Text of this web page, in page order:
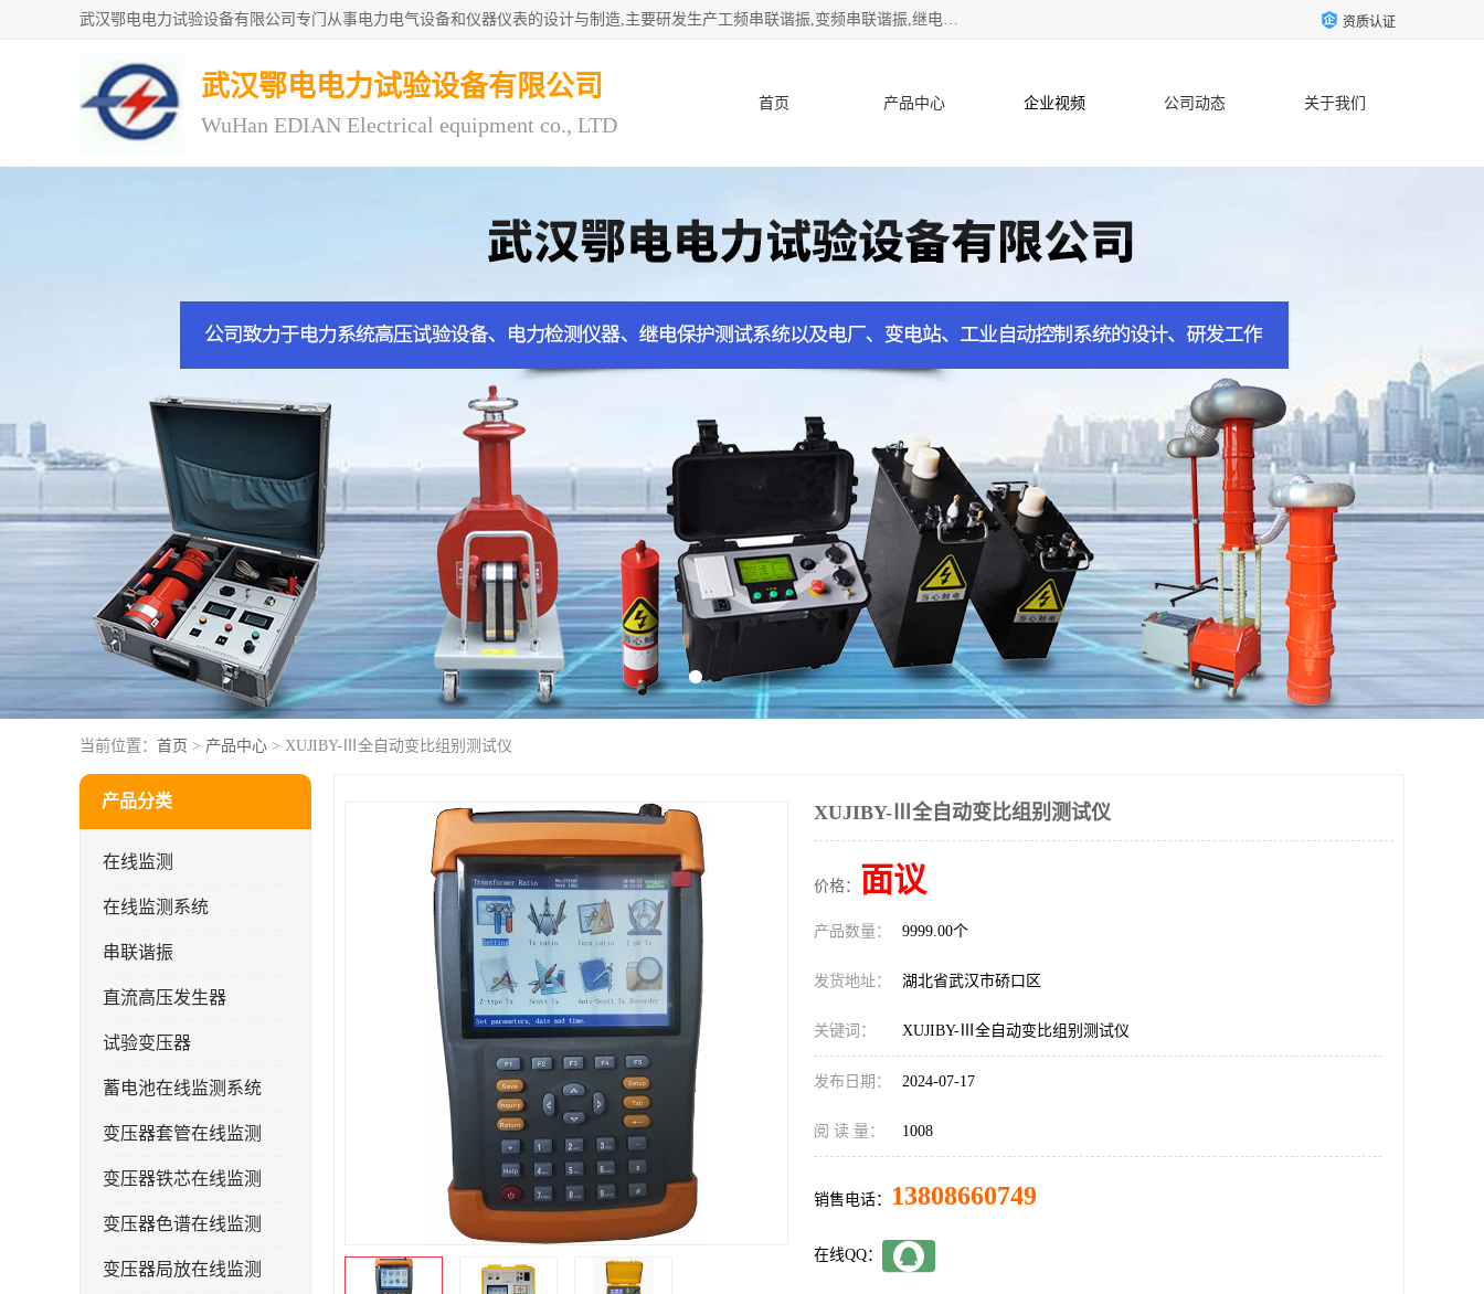
武汉鄂电电力试验设备有限公司专门从事电力电气设备和仪器仪表的设计与制造,主要研发生产工频串联谐振,变频串联谐振,继电保护测试仪,电缆故障测试仪,直流电阻测试仪,接地电阻测试仪等一百多种高品质产品.坚持奉行"质量一,客户至上"的服务宗旨。 资质认证
武汉鄂电电力试验设备有限公司
WuHan EDIAN Electrical equipment co., LTD
首页 产品中心 企业视频 公司动态 关于我们
当前位置： 首页 > 产品中心 > XUJIBY-Ⅲ全自动变比组别测试仪
产品分类
在线监测
在线监测系统
串联谐振
直流高压发生器
试验变压器
蓄电池在线监测系统
变压器套管在线监测
变压器铁芯在线监测
变压器色谱在线监测
变压器局放在线监测
XUJIBY-Ⅲ全自动变比组别测试仪
价格： 面议
产品数量： 9999.00个
发货地址： 湖北省武汉市硚口区
关键词： XUJIBY-Ⅲ全自动变比组别测试仪
发布日期： 2024-07-17
阅 读 量： 1008
销售电话： 13808660749
在线QQ：